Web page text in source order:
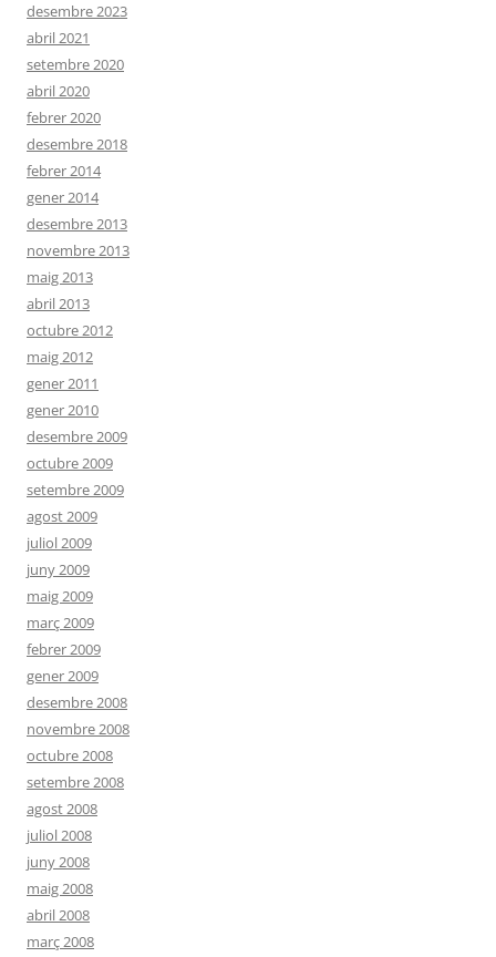
desembre 2023
abril 2021
setembre 2020
abril 2020
febrer 2020
desembre 2018
febrer 2014
gener 2014
desembre 2013
novembre 2013
maig 2013
abril 2013
octubre 2012
maig 2012
gener 2011
gener 2010
desembre 2009
octubre 2009
setembre 2009
agost 2009
juliol 2009
juny 2009
maig 2009
març 2009
febrer 2009
gener 2009
desembre 2008
novembre 2008
octubre 2008
setembre 2008
agost 2008
juliol 2008
juny 2008
maig 2008
abril 2008
març 2008